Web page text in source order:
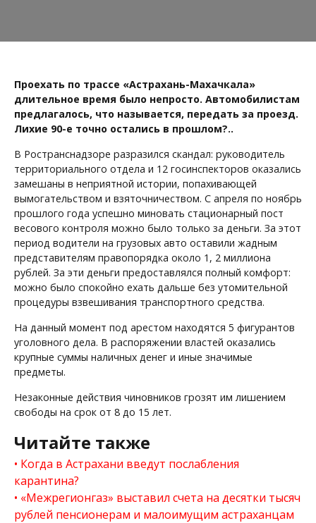
Проехать по трассе «Астрахань-Махачкала»
длительное время было непросто. Автомобилистам
предлагалось, что называется, передать за проезд.
Лихие 90-е точно остались в прошлом?..
В Ространснадзоре разразился скандал: руководитель
территориального отдела и 12 госинспекторов оказались
замешаны в неприятной истории, попахивающей
вымогательством и взяточничеством. С апреля по ноябрь
прошлого года успешно миновать стационарный пост
весового контроля можно было только за деньги. За этот
период водители на грузовых авто оставили жадным
представителям правопорядка около 1, 2 миллиона
рублей. За эти деньги предоставлялся полный комфорт:
можно было спокойно ехать дальше без утомительной
процедуры взвешивания транспортного средства.
На данный момент под арестом находятся 5 фигурантов
уголовного дела. В распоряжении властей оказались
крупные суммы наличных денег и иные значимые
предметы.
Незаконные действия чиновников грозят им лишением
свободы на срок от 8 до 15 лет.
Читайте также
Когда в Астрахани введут послабления
карантина?
«Межрегионгаз» выставил счета на десятки тысяч
рублей пенсионерам и малоимущим астраханцам